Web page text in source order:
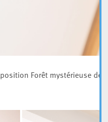
Forêt mystérieuse de